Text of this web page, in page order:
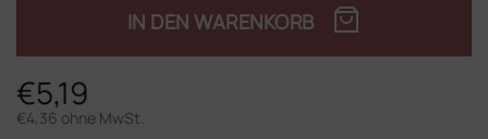
€5,19
€4,36 ohne MwSt.
IN DEN WARENKORB